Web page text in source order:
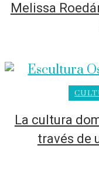
Melissa
La cultura
través de